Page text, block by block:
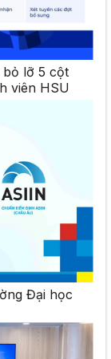
bỏ lỡ 5 cột
viên HSU
Đại học